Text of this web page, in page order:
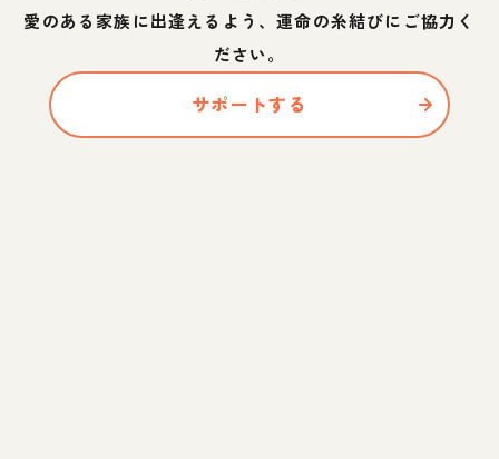
愛のある家族に出逢えるよう、運命の糸結びにご協力く
ださい。
サポートする